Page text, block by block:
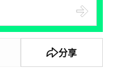
分享